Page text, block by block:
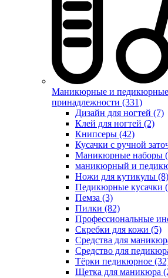
Маникюрные и педикюрные
принадлежности (331)
Дизайн для ногтей (7)
Клей для ногтей (2)
Книпсеры (42)
Кусачки с ручной
Маникюрные наборы
маникюрный и
Ножи для кутикулы (8)
Педикюрные кусачки
Пемза (3)
Пилки (82)
Профессиональные
Скребки для кожи (5)
Средства для
Средство для
Тёрки педикюрное
Щетка для маникюра